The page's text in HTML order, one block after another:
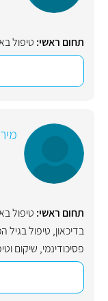
תחום ראשי: טיפול
תחום ראשי: טיפול
בדיכאון, טיפול בגיל
פסיכודינמי, שיקום